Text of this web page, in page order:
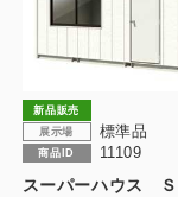
新品販売
展示場
標準品
商品ID 11109
スーパーハウス